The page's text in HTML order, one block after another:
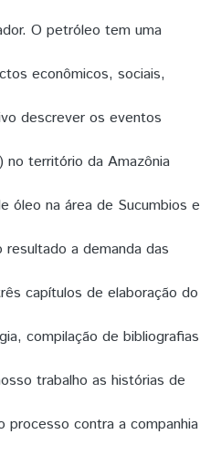
O petróleo tem uma
econômicos, sociais,
descrever os eventos
no território da Amazônia
óleo na área de Sucumbios e
a demanda das
capítulos de elaboração do
compilação de bibliografias
trabalho as histórias de
processo contra a companhia